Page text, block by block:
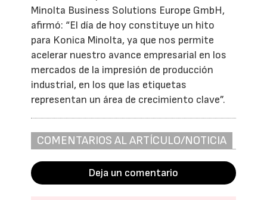
Minolta Business Solutions Europe GmbH,
afirmó: “El día de hoy constituye un hito
para Konica Minolta, ya que nos permite
acelerar nuestro avance empresarial en los
mercados de la impresión de producción
industrial, en los que las etiquetas
representan un área de crecimiento clave”.
COMENTARIOS AL ARTÍCULO/NOTICIA
Deja un comentario